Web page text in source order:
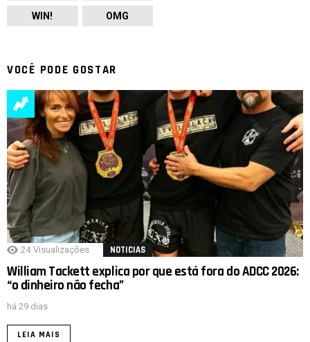
WIN! OMG
VOCÊ PODE GOSTAR
24 Visualizações NOTICIAS
William Tackett explica por que está fora do ADCC 2026:
“o dinheiro não fecha”
há 29 dias
LEIA MAIS